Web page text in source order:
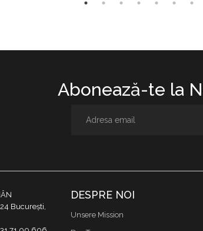
Abonează-te la
București,
DESPRE NOI
Unsere Mission